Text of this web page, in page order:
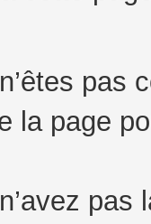
pas
la page
pas